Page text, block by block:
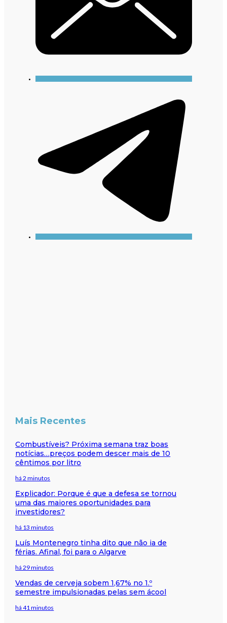
Mais Recentes
Combustíveis? Próxima semana traz boas
notícias…preços podem descer mais de 10
cêntimos por litro
há 2 minutos
Explicador: Porque é que a defesa se tornou
uma das maiores oportunidades para
investidores?
há 13 minutos
Luís Montenegro tinha dito que não ia de
férias. Afinal, foi para o Algarve
há 29 minutos
Vendas de cerveja sobem 1,67% no 1.º
semestre impulsionadas pelas sem ácool
há 41 minutos